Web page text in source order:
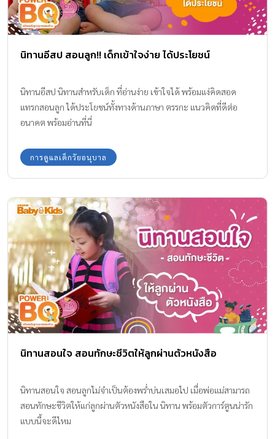
นิทานอีสป สอนลูก!! เด็กเข้าใจง่าย ได้ประโยชน์
นิทานอีสป นิทานสำหรับเด็ก ที่อ่านง่าย เข้าใจได้ พร้อมแง่คิดสอด
แทรกสอนลูก ได้ประโยชน์ทั้งทางด้านภาษา ตรรกะ แนวคิดที่ดีต่อ
อนาคต พร้อมอ่านที่นี่
การดูแลเด็กวัยอนุบาล
นิทานสอนใจ สอนทักษะชีวิตให้ลูกผ่านตัวหนังสือ
นิทานสอนใจ สอนลูกไม่จำเป็นต้องพร่ำบ่นเสมอไป เมื่อพ่อแม่สามารถ
สอนทักษะชีวิตให้แก่ลูกผ่านตัวหนังสือใน นิทาน พร้อมตัวการ์ตูนน่ารัก
แบบนี้จะดีไหม